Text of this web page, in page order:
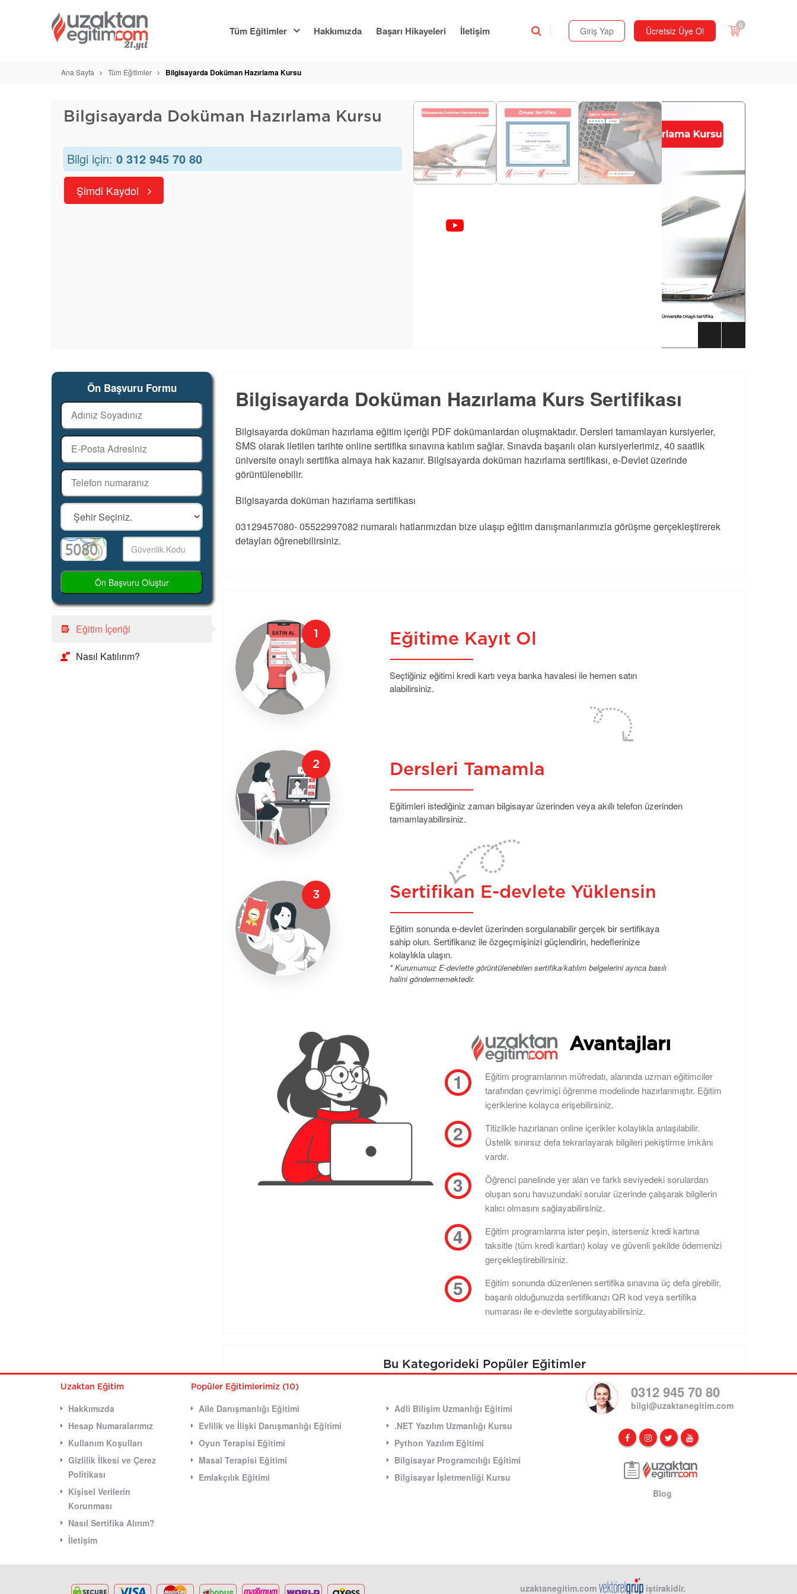
Tüm Eğitimler Hakkımızda Başarı Hikayeleri İletişim Giriş Yap Ücretsiz Üye Ol 0
Ana Sayfa Tüm Eğitimler Bilgisayarda Doküman Hazırlama Kursu
Bilgisayarda Doküman Hazırlama Kursu
Bilgi için: 0 312 945 70 80
Şimdi Kaydol
Ön Başvuru Formu
Ön Başvuru Oluştur
Eğitim İçeriği
Nasıl Katılırım?
Bilgisayarda Doküman Hazırlama Kurs Sertifikası
Bilgisayarda doküman hazırlama eğitim içeriği PDF dokümanlardan oluşmaktadır. Dersleri tamamlayan kursiyerler,
SMS olarak iletilen tarihte online sertifika sınavına katılım sağlar. Sınavda başarılı olan kursiyerlerimiz, 40 saatlik
üniversite onaylı sertifika almaya hak kazanır. Bilgisayarda doküman hazırlama sertifikası, e-Devlet üzerinde
görüntülenebilir.
Bilgisayarda doküman hazırlama sertifikası
03129457080- 05522997082 numaralı hatlarımızdan bize ulaşıp eğitim danışmanlarımızla görüşme gerçekleştirerek
detayları öğrenebilirsiniz.
Eğitime Kayıt Ol
Seçtiğiniz eğitimi kredi kartı veya banka havalesi ile hemen satın
alabilirsiniz.
Dersleri Tamamla
Eğitimleri istediğiniz zaman bilgisayar üzerinden veya akıllı telefon üzerinden
tamamlayabilirsiniz.
Sertifikan E-devlete Yüklensin
Eğitim sonunda e-devlet üzerinden sorgulanabilir gerçek bir sertifikaya
sahip olun. Sertifikanız ile özgeçmişinizi güçlendirin, hedeflerinize
kolaylıkla ulaşın.
* Kurumumuz E-devlette görüntülenebilen sertifika/katılım belgelerini ayrıca basılı
halini göndermemektedir.
Avantajları
Eğitim programlarının müfredatı, alanında uzman eğitimciler
tarafından çevrimiçi öğrenme modelinde hazırlanmıştır. Eğitim
içeriklerine kolayca erişebilirsiniz.
Titizlikle hazırlanan online içerikler kolaylıkla anlaşılabilir.
Üstelik sınırsız defa tekrarlayarak bilgileri pekiştirme imkânı
vardır.
Öğrenci panelinde yer alan ve farklı seviyedeki sorulardan
oluşan soru havuzundaki sorular üzerinde çalışarak bilgilerin
kalıcı olmasını sağlayabilirsiniz.
Eğitim programlarına ister peşin, isterseniz kredi kartına
taksitle (tüm kredi kartları) kolay ve güvenli şekilde ödemenizi
gerçekleştirebilirsiniz.
Eğitim sonunda düzenlenen sertifika sınavına üç defa girebilir,
başarılı olduğunuzda sertifikanızı QR kod veya sertifika
numarası ile e-devlette sorgulayabilirsiniz.
Bu Kategorideki Popüler Eğitimler
Uzaktan Eğitim
Hakkımızda
Hesap Numaralarımız
Kullanım Koşulları
Gizlilik İlkesi ve Çerez
Politikası
Kişisel Verilerin
Korunması
Nasıl Sertifika Alırım?
İletişim
Popüler Eğitimlerimiz (10)
Aile Danışmanlığı Eğitimi
Evlilik ve İlişki Danışmanlığı Eğitimi
Oyun Terapisi Eğitimi
Masal Terapisi Eğitimi
Emlakçılık Eğitimi
Adli Bilişim Uzmanlığı Eğitimi
.NET Yazılım Uzmanlığı Kursu
Python Yazılım Eğitimi
Bilgisayar Programcılığı Eğitimi
Bilgisayar İşletmenliği Kursu
0312 945 70 80
bilgi@uzaktanegitim.com
Blog
uzaktanegitim.com iştirakidir.